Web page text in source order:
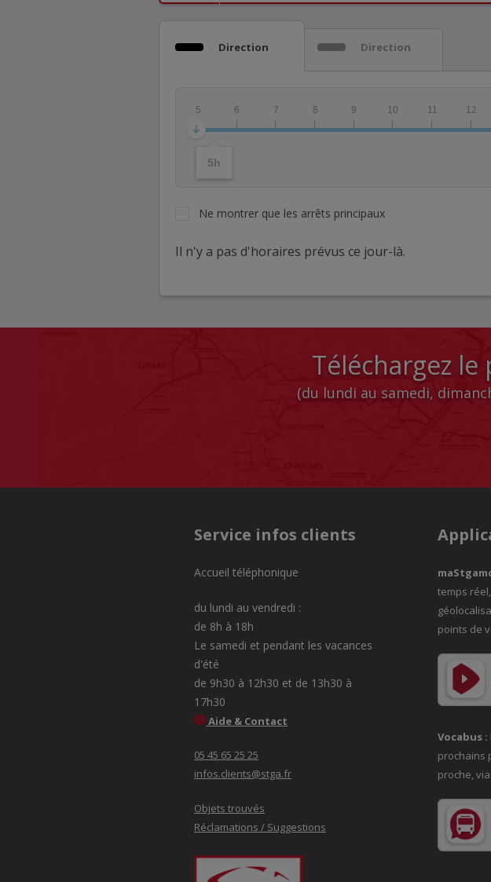
Direction Direction
5h
5 6 7 8 9 10 11 12
Ne montrer que les arrêts principaux
Il n'y a pas d'horaires prévus ce jour-là.
Téléchargez
(du lundi au samedi,
Service infos clients
Accueil téléphonique
du lundi au vendredi :
de 8h à 18h
Le samedi et pendant les vacances
d'été
de 9h30 à 12h30 et de 13h30 à
17h30
Aide & Contact
05 45 65 25 25
infos.clients@stga.fr
Objets trouvés
Réclamations / Suggestions
temps
points de
Vocabus :
prochains
proche,